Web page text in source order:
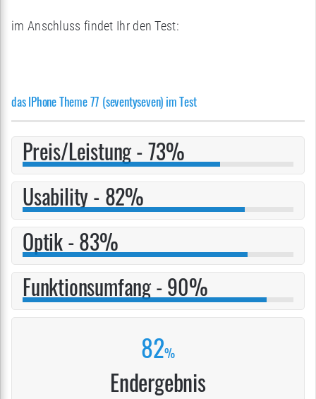
im Anschluss findet Ihr den Test:
das IPhone Theme 77 (seventyseven) im Test
Preis/Leistung - 73%
Usability - 82%
Optik - 83%
Funktionsumfang - 90%
82%
Endergebnis